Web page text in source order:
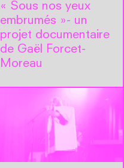
« Sous nos yeux
embrumés »- un
projet documentaire
de Gaël Forcet-
Moreau